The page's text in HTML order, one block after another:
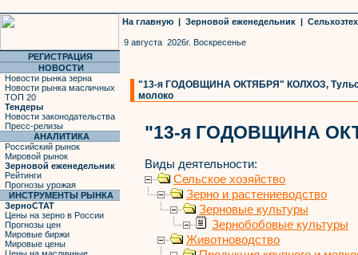
На главную | Зерновой еженедельник |
9 августа 2026г. Воскресенье
РЕГИСТРАЦИЯ
НОВОСТИ
Новости рынка зерна
Новости рынка масличных
ТОП 20
Тендеры
Новости законодательства
Пресс-релизы
АНАЛИТИКА
Российский рынок
Мировой рынок
Зерновой еженедельник
Рейтинги
Прогнозы урожая
ИНСТРУМЕНТЫ РЫНКА
ЗерноСТАТ
Цены на зерно в России
Прогнозы цен
Мировые биржи
Мировые цены
"13-я ГОДОВЩИНА ОКТЯБРЯ" КОЛХОЗ,
молоко
"13-я ГОДОВЩИНА
Виды деятельности:
Сельское хозяйство
Зерно и растениеводство
Зерновые культуры
Зернобобовые культуры
Животноводство